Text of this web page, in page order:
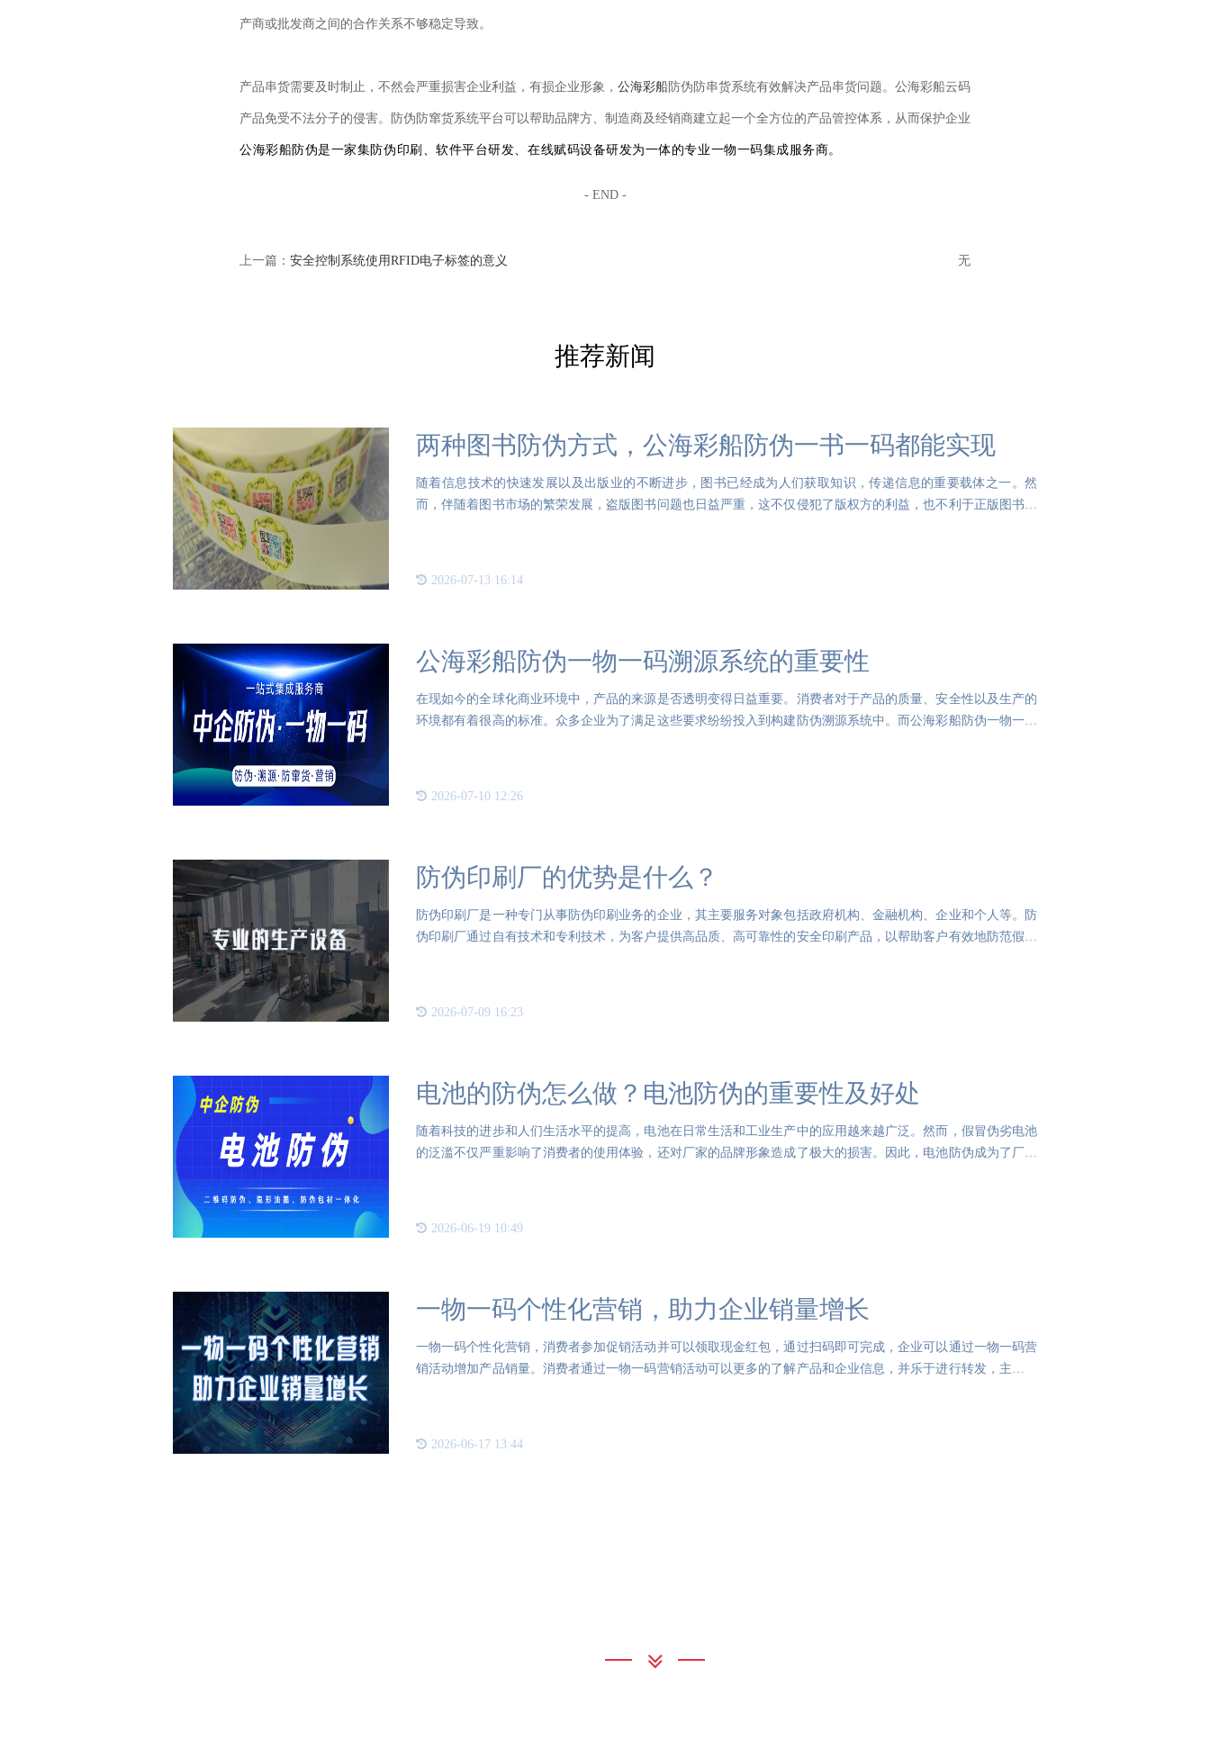
产商或批发商之间的合作关系不够稳定导致。
产品串货需要及时制止，不然会严重损害企业利益，有损企业形象， 公海彩船防伪防串货系统有效解决产品串货问题。公海彩船云码
防伪防窜货系统平台可以帮助品牌方、制造商及经销商建立起一个全方位的产品管控体系，从而保护企业
产品免受不法分子的侵害。
公海彩船防伪是一家集防伪印刷、软件平台研发、在线赋码设备研发为一体的专业一物一码集成服务商。
- END -
上一篇： 安全控制系统使用RFID电子标签的意义 无
推荐新闻
两种图书防伪方式，公海彩船防伪一书一码都能实现
随着信息技术的快速发展以及出版业的不断进步，图书已经成为人们获取知识，传递信息的重要载体之一。然
而，伴随着图书市场的繁荣发展，盗版图书问题也日益严重，这不仅侵犯了版权方的利益，也不利于正版图书的
2026-07-13 16:14
公海彩船防伪一物一码溯源系统的重要性
在现如今的全球化商业环境中，产品的来源是否透明变得日益重要。消费者对于产品的质量、安全性以及生产的
环境都有着很高的标准。众多企业为了满足这些要求纷纷投入到构建防伪溯源系统中。而公海彩船防伪一物一码
2026-07-10 12:26
防伪印刷厂的优势是什么？
防伪印刷厂是一种专门从事防伪印刷业务的企业，其主要服务对象包括政府机构、金融机构、企业和个人等。防
伪印刷厂通过自有技术和专利技术，为客户提供高品质、高可靠性的安全印刷产品，以帮助客户有效地防范假冒
2026-07-09 16:23
电池的防伪怎么做？电池防伪的重要性及好处
随着科技的进步和人们生活水平的提高，电池在日常生活和工业生产中的应用越来越广泛。然而，假冒伪劣电池
的泛滥不仅严重影响了消费者的使用体验，还对厂家的品牌形象造成了极大的损害。因此，电池防伪成为了厂家
2026-06-19 10:49
一物一码个性化营销，助力企业销量增长
一物一码个性化营销，消费者参加促销活动并可以领取现金红包，通过扫码即可完成，企业可以通过一物一码营
销活动增加产品销量。消费者通过一物一码营销活动可以更多的了解产品和企业信息，并乐于进行转发，主动将
2026-06-17 13:44